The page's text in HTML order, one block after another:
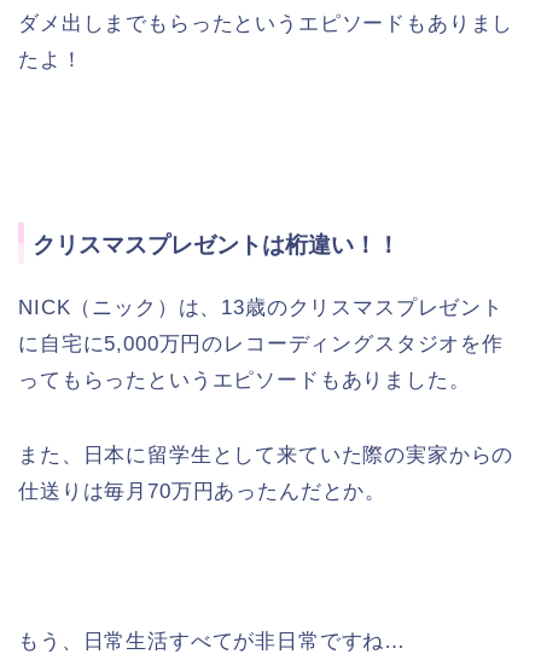
ダメ出しまでもらったというエピソードもありまし
たよ！
クリスマスプレゼントは桁違い！！
NICK（ニック）は、13歳のクリスマスプレゼント
に自宅に5,000万円のレコーディングスタジオを作
ってもらったというエピソードもありました。
また、日本に留学生として来ていた際の実家からの
仕送りは毎月70万円あったんだとか。
もう、日常生活すべてが非日常ですね…